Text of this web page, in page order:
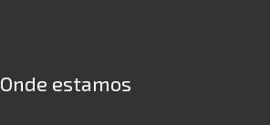
Onde estamos